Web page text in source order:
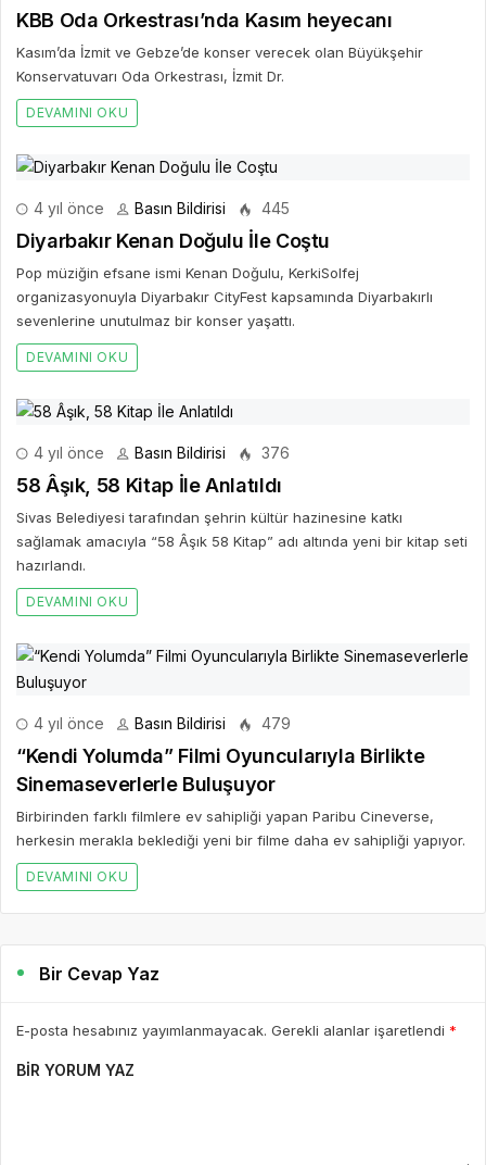
KBB Oda Orkestrası’nda Kasım heyecanı
Kasım’da İzmit ve Gebze’de konser verecek olan Büyükşehir
Konservatuvarı Oda Orkestrası, İzmit Dr.
DEVAMINI OKU
4 yıl önce Basın Bildirisi 445
Diyarbakır Kenan Doğulu İle Coştu
Pop müziğin efsane ismi Kenan Doğulu, KerkiSolfej
organizasyonuyla Diyarbakır CityFest kapsamında Diyarbakırlı
sevenlerine unutulmaz bir konser yaşattı.
DEVAMINI OKU
4 yıl önce Basın Bildirisi 376
58 Âşık, 58 Kitap İle Anlatıldı
Sivas Belediyesi tarafından şehrin kültür hazinesine katkı
sağlamak amacıyla “58 Âşık 58 Kitap” adı altında yeni bir kitap seti
hazırlandı.
DEVAMINI OKU
4 yıl önce Basın Bildirisi 479
“Kendi Yolumda” Filmi Oyuncularıyla Birlikte
Sinemaseverlerle Buluşuyor
Birbirinden farklı filmlere ev sahipliği yapan Paribu Cineverse,
herkesin merakla beklediği yeni bir filme daha ev sahipliği yapıyor.
DEVAMINI OKU
Bir Cevap Yaz
E-posta hesabınız yayımlanmayacak. Gerekli alanlar işaretlendi *
BIR YORUM YAZ